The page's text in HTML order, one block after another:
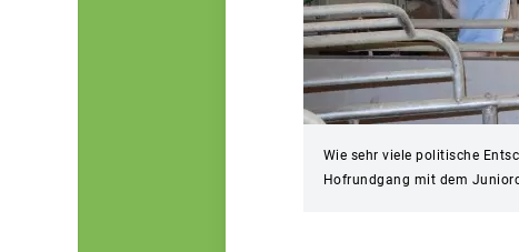
Wie sehr viele politische
Hofrundgang mit dem